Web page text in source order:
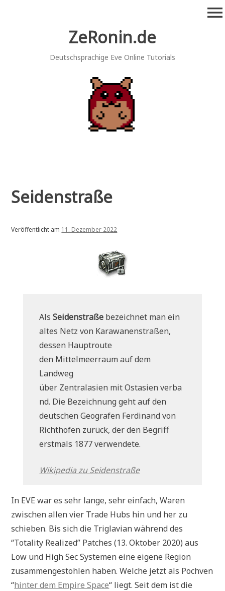
ZeRonin.de
Deutschsprachige Eve Online Tutorials
menu
Seidenstraße
Veröffentlicht am 11. Dezember 2022
AlsSeidenstraße bezeichnet man ein
altes Netz von Karawanenstraßen,
dessen Hauptroute
den Mittelmeerraum auf dem
Landweg
über Zentralasien mit Ostasien verba
nd. Die Bezeichnung geht auf den
deutschen Geografen Ferdinand von
Richthofen zurück, der den Begriff
erstmals 1877 verwendete.
Wikipedia zu Seidenstraße
In EVE war es sehr lange, sehr einfach, Waren
zwischen allen vier Trade Hubs hin und her zu
schieben. Bis sich die Triglavian während des
“Totality Realized” Patches (13. Oktober 2020) aus
Low und High Sec Systemen eine eigene Region
zusammengestohlen haben. Welche jetzt als Pochven
“hinter dem Empire Space“ liegt. Seit dem ist die